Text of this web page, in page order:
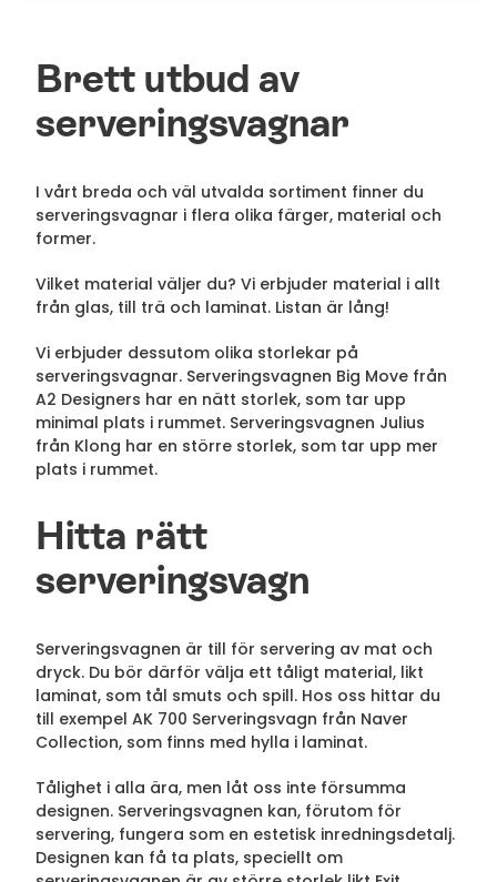
Brett utbud av
serveringsvagnar
I vårt breda och väl utvalda sortiment finner du
serveringsvagnar i flera olika färger, material och
former.
Vilket material väljer du? Vi erbjuder material i allt
från glas, till trä och laminat. Listan är lång!
Vi erbjuder dessutom olika storlekar på
serveringsvagnar. Serveringsvagnen Big Move från
A2 Designers har en nätt storlek, som tar upp
minimal plats i rummet. Serveringsvagnen Julius
från Klong har en större storlek, som tar upp mer
plats i rummet.
Hitta rätt
serveringsvagn
Serveringsvagnen är till för servering av mat och
dryck. Du bör därför välja ett tåligt material, likt
laminat, som tål smuts och spill. Hos oss hittar du
till exempel AK 700 Serveringsvagn från Naver
Collection, som finns med hylla i laminat.
Tålighet i alla ära, men låt oss inte försumma
designen. Serveringsvagnen kan, förutom för
servering, fungera som en estetisk inredningsdetalj.
Designen kan få ta plats, speciellt om